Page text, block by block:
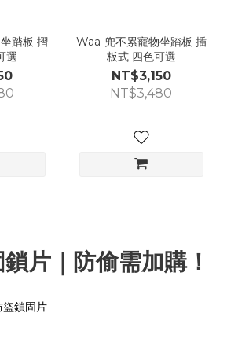
踏板 摺
選
Waa-兜不累寵物坐踏板 插
板式 四色可選
NT$3,150
NT$3,480
片｜防偷需加購！